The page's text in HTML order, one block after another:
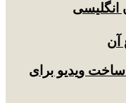
انگلیسی
آن
ویدیو برای